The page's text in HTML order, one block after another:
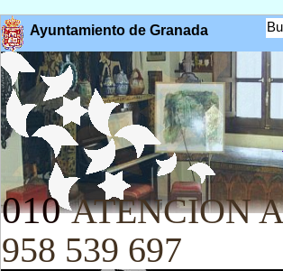
Ayuntamiento de Granada
010 ATENCION
958 539 697